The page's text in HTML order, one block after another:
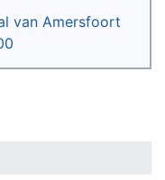
van Amersfoort